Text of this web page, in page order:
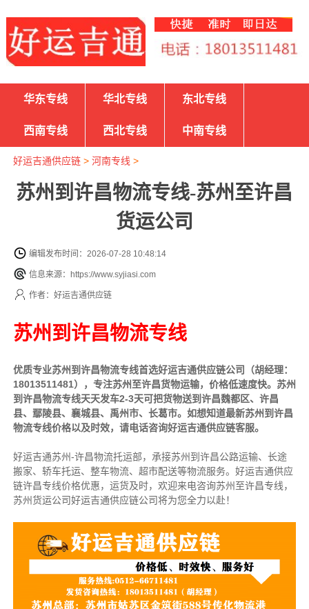
华东专线 华北专线 东北专线
西南专线 西北专线 中南专线
好运吉通供应链> 河南专线 >
苏州到许昌物流专线-苏州至许昌
货运公司
编辑发布时间：2026-07-28 10:48:14
信息来源：https://www.syjiasi.com
作者：好运吉通供应链
苏州到许昌物流专线
优质专业苏州到许昌物流专线首选好运吉通供应链公司（胡经理：
18013511481），专注苏州至许昌货物运输，价格低速度快。苏州
到许昌物流专线天天发车2-3天可把货物送到许昌魏都区、许昌
县、鄢陵县、襄城县、禹州市、长葛市。 如想知道最新苏州到许昌
物流专线价格以及时效，请电话咨询好运吉通供应链客服。
好运吉通苏州-许昌物流托运部， 承接苏州到许昌公路运输、长途
搬家、轿车托运、整车物流、超市配送等物流服务。 好运吉通供应
链许昌专线价格优惠，运货及时，欢迎来电咨询苏州至许昌专线，
苏州 货运公司好运吉通供应链公司将为您全力以赴！